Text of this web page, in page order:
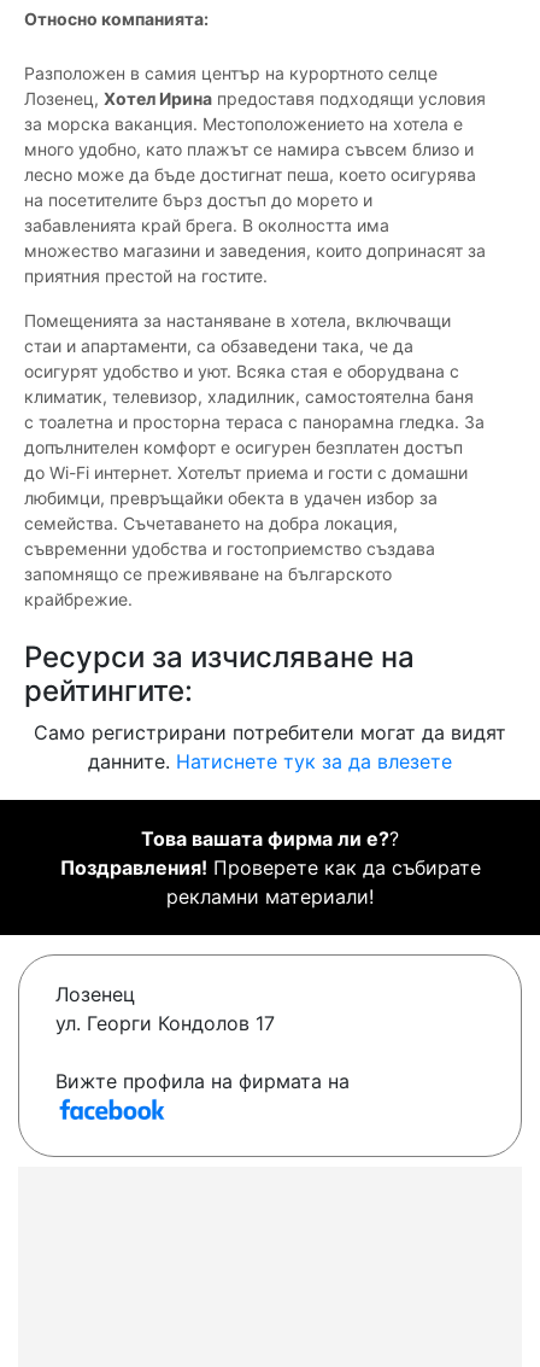
Относно компанията:
Разположен в самия център на курортното селце
Лозенец, Хотел Ирина предоставя подходящи условия
за морска ваканция. Местоположението на хотела е
много удобно, като плажът се намира съвсем близо и
лесно може да бъде достигнат пеша, което осигурява
на посетителите бърз достъп до морето и
забавленията край брега. В околността има
множество магазини и заведения, които допринасят за
приятния престой на гостите.
Помещенията за настаняване в хотела, включващи
стаи и апартаменти, са обзаведени така, че да
осигурят удобство и уют. Всяка стая е оборудвана с
климатик, телевизор, хладилник, самостоятелна баня
с тоалетна и просторна тераса с панорамна гледка. За
допълнителен комфорт е осигурен безплатен достъп
до Wi-Fi интернет. Хотелът приема и гости с домашни
любимци, превръщайки обекта в удачен избор за
семейства. Съчетаването на добра локация,
съвременни удобства и гостоприемство създава
запомнящо се преживяване на българското
крайбрежие.
Ресурси за изчисляване на
рейтингите:
Само регистрирани потребители могат да видят
данните. Натиснете тук за да влезете
Това вашата фирма ли е??
Поздравления! Проверете как да събирате
рекламни материали!
Лозенец
ул. Георги Кондолов 17
Вижте профила на фирмата на